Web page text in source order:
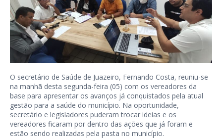
O secretário de Saúde de Juazeiro, Fernando Costa, reuniu-se
na manhã desta segunda-feira (05) com os vereadores da
base para apresentar os avanços já conquistados pela atual
gestão para a saúde do município. Na oportunidade,
secretário e legisladores puderam trocar ideias e os
vereadores ficaram por dentro das ações que já foram e
estão sendo realizadas pela pasta no município.